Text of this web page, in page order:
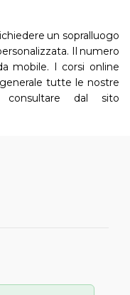
un sopralluogo
Il numero
mobile. I corsi online
tutte le nostre
dal sito